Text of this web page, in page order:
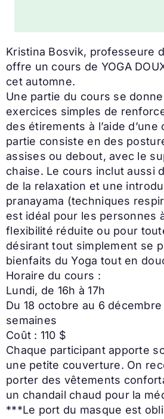
Kristina Bosvik, professeure
offre un cours de YOGA
cet automne.
Une partie du cours se
exercices simples de
des étirements à l’aide d’une
partie consiste en des
assises ou debout, avec le
chaise. Le cours inclut aussi
de la relaxation et une
pranayama (techniques
est idéal pour les personnes
flexibilité réduite ou pour
désirant tout simplement se
bienfaits du Yoga tout en
Horaire du cours :
Lundi, de 16h à 17h
Du 18 octobre au 6
semaines
Coût : 110 $
Chaque participant apporte
une petite couverture. On
porter des vêtements
un chandail chaud pour la
***Le port du masque est